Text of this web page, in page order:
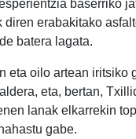
baserriko
diren erabakitako
batera lagata.
eta oilo artean iritsiko
eta, bertan,
lanak elkarrekin
gabe.